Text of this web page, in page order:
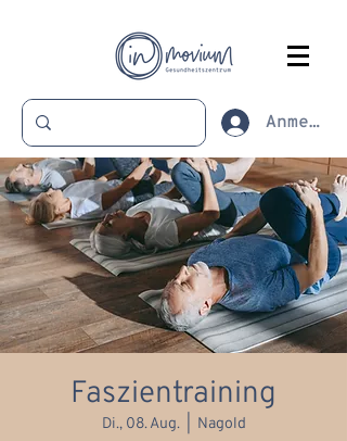
Anmelden
Faszientraining
Di., 08. Aug.
  |
Nagold